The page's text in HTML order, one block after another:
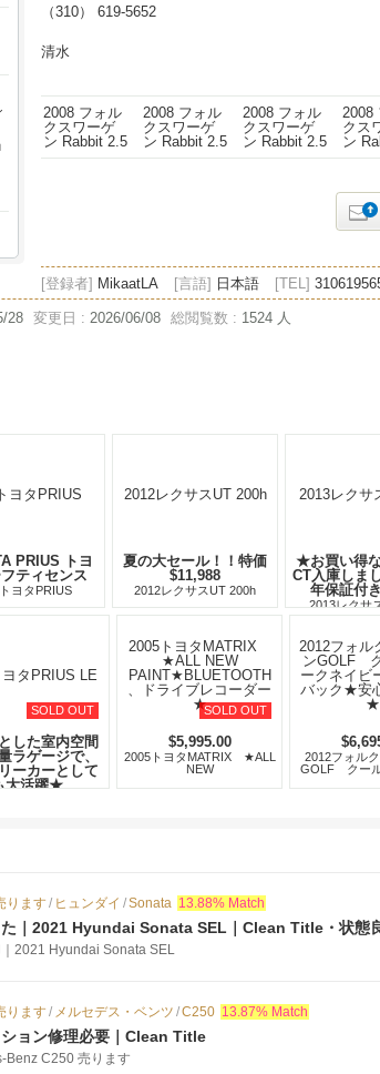
（310） 619-5652
清水
[登録者] MikaatLA [言語] 日本語 [TEL]
28 変更日 : 2026/06/08 総閲覧数 : 1524 人
PRIUS トヨ
ティセンス
ヨタPRIUS
夏の大セール！！特価
$11,988
2012レクサスUT 200h
★お買い得
CT入庫しま
年保証付
2013レクサ
SOLD OUT
した室内空間
ラゲージで、
ーカーとして
大活躍★
SOLD OUT
$5,995.00
2005トヨタMATRIX ★ALL
NEW
ライブレコーダー★
2012フォル
GOLF クー
心保証
ります/ ヒュンダイ /Sonata 13.88% Match
｜2021 Hyundai Sonata SEL｜Clean Title・状態
2021 Hyundai Sonata SEL
ります/ メルセデス・ベンツ /C250 13.87% Match
ション修理必要｜Clean Title
Benz C250 売ります